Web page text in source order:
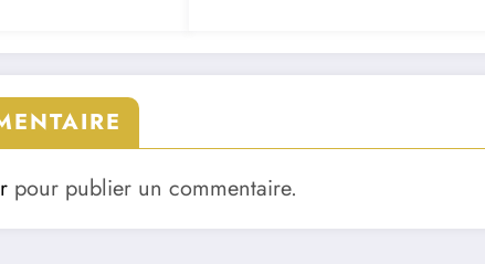
pour publier un commentaire.